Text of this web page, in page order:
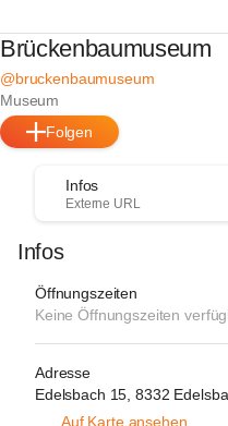
Brückenbaumuseum
@bruckenbaumuseum
Museum
Folgen
Infos
Externe URL
Infos
Öffnungszeiten
Keine Öffnungszeiten
Adresse
Edelsbach 15, 8332
Auf Karte ansehen